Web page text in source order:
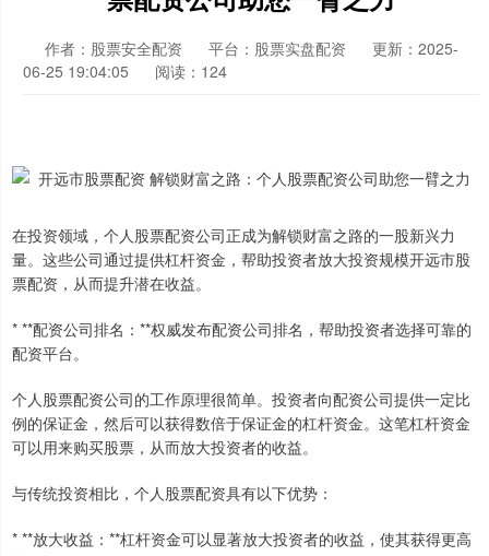
作者：股票安全配资 平台：股票实盘配资
更新：2025-
06-25 19:04:05
阅读：124
在投资领域，个人股票配资公司正成为解锁财富之路的一股新兴力
量。这些公司通过提供杠杆资金，帮助投资者放大投资规模开远市股
票配资，从而提升潜在收益。
* **配资公司排名：**权威发布配资公司排名，帮助投资者选择可靠的
配资平台。
个人股票配资公司的工作原理很简单。投资者向配资公司提供一定比
例的保证金，然后可以获得数倍于保证金的杠杆资金。这笔杠杆资金
可以用来购买股票，从而放大投资者的收益。
与传统投资相比，个人股票配资具有以下优势：
* **放大收益：**杠杆资金可以显著放大投资者的收益，使其获得更高